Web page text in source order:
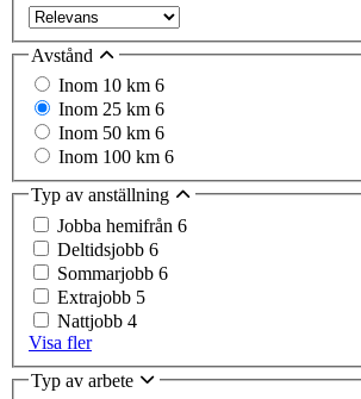
Avstånd
Inom 10 km 6
Inom 25 km 6
Inom 50 km 6
Inom 100 km 6
Typ av anställning
Jobba hemifrån 6
Deltidsjobb 6
Sommarjobb 6
Extrajobb 5
Nattjobb 4
Visa fler
Typ av arbete